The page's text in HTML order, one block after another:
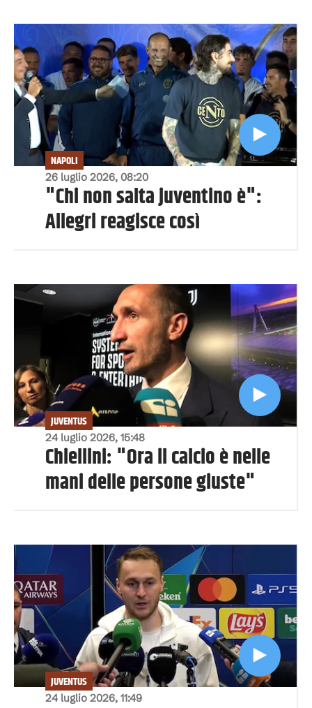
26 luglio 2026, 08:20
NAPOLI
"Chi non salta juventino è":
Allegri reagisce così
24 luglio 2026, 15:48
JUVENTUS
Chiellini: "Ora il calcio è nelle
mani delle persone giuste"
24 luglio 2026, 11:49
JUVENTUS